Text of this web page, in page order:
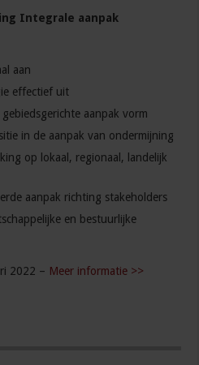
Integrale aanpak
aan
effectief uit
aanpak vorm
in de aanpak van ondermijning
op lokaal, regionaal, landelijk
aanpak richting stakeholders
en bestuurlijke
2022 – Meer informatie >>